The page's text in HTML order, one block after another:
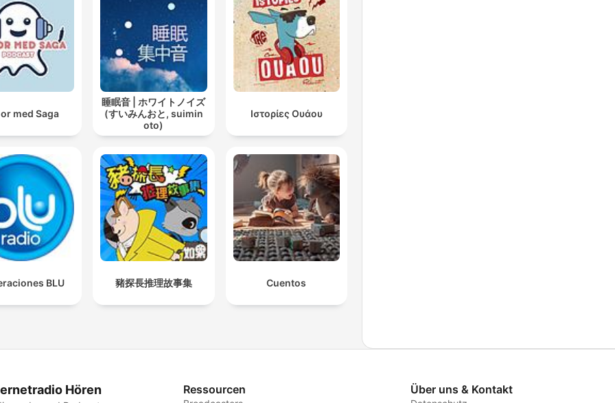
med Saga
睡眠音 | ホワイトノイズ
(すいみんおと, suimin
oto)
Ιστορίες Ουάου
BLU 豬探長推理故事集 Cuentos
Hören Ressourcen Über uns & Kontakt